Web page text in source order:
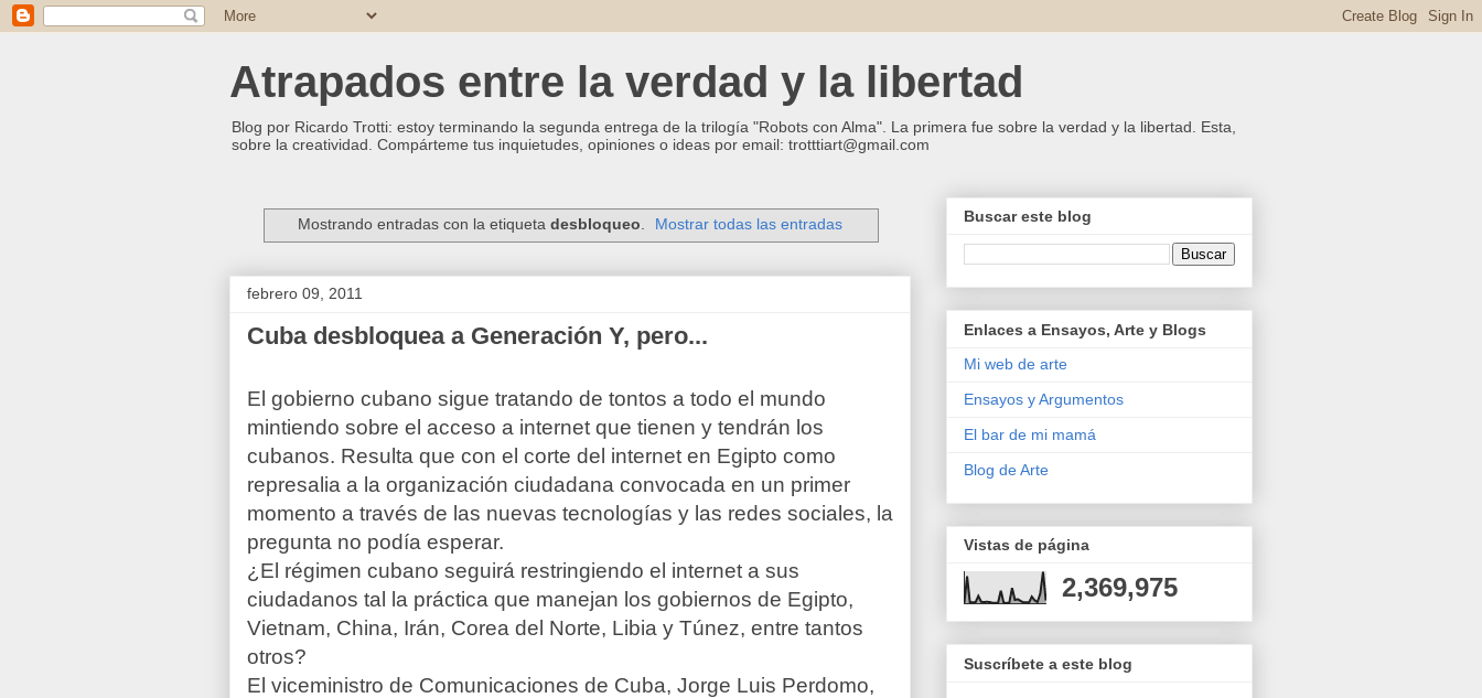
Atrapados entre la verdad y la libertad
Blog por Ricardo Trotti: estoy terminando la segunda entrega de la trilogía "Robots con Alma". La primera fue sobre la verdad y la libertad. Esta,
sobre la creatividad. Compárteme tus inquietudes, opiniones o ideas por email: trotttiart@gmail.com
Mostrando entradas con la etiqueta desbloqueo. Mostrar todas las entradas
febrero 09, 2011
Cuba desbloquea a Generación Y, pero...
El gobierno cubano sigue tratando de tontos a todo el mundo
mintiendo sobre el acceso a internet que tienen y tendrán los
cubanos. Resulta que con el corte del internet en Egipto como
represalia a la organización ciudadana convocada en un primer
momento a través de las nuevas tecnologías y las redes sociales, la
pregunta no podía esperar.
¿El régimen cubano seguirá restringiendo el internet a sus
ciudadanos tal la práctica que manejan los gobiernos de Egipto,
Vietnam, China, Irán, Corea del Norte, Libia y Túnez, entre tantos
otros?
El viceministro de Comunicaciones de Cuba, Jorge Luis Perdomo,
Buscar este blog
Enlaces a Ensayos, Arte y Blogs
Mi web de arte
Ensayos y Argumentos
El bar de mi mamá
Blog de Arte
Vistas de página
2,369,975
Suscríbete a este blog